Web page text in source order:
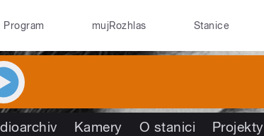
Program mujRozhlas Stanice
Kamery O stanici Projekty